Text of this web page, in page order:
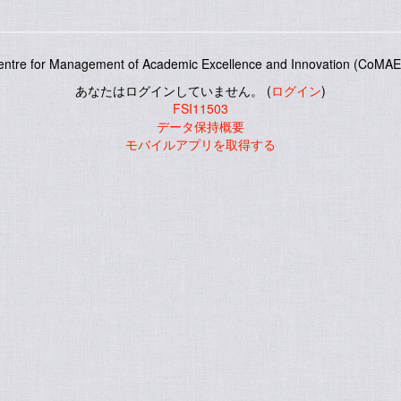
for Management of Academic Excellence and Innovation
あなたはログインしていません。 (ログイン)
FSI11503
データ保持概要
モバイルアプリを取得する